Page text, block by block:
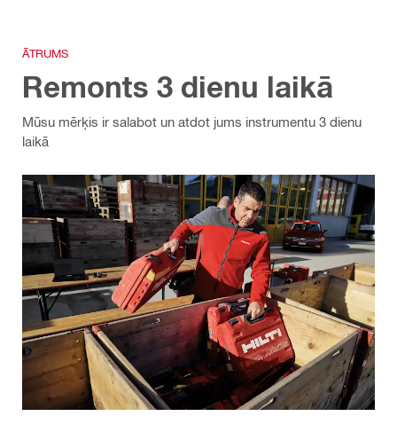
ĀTRUMS
Remonts 3 dienu laikā
Mūsu mērķis ir salabot un atdot jums instrumentu 3 dienu
laikā